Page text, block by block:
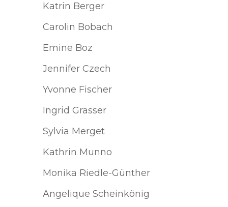
Katrin Berger
Carolin Bobach
Emine Boz
Jennifer Czech
Yvonne Fischer
Ingrid Grasser
Sylvia Merget
Kathrin Munno
Monika Riedle-Günther
Angelique Scheinkönig